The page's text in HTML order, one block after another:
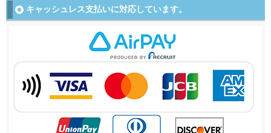
キャッシュレス支払いに対応しています。